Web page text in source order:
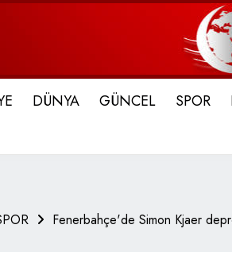
DÜNYA GÜNCEL SPOR
Fenerbahçe'de Simon Kjaer